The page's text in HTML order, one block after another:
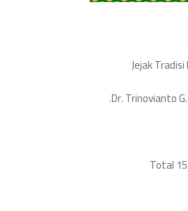
Jejak
Dr. Trinovianto
Total